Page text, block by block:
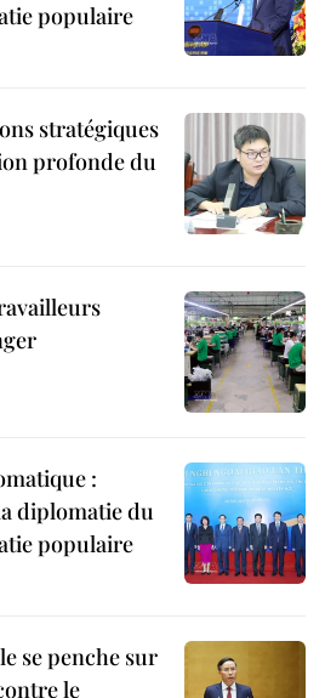
populaire
stratégiques
profonde du
:
diplomatie du
populaire
se penche sur
le